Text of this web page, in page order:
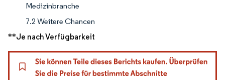
Medizinbranche
7.2 Weitere Chancen
**Je nach Verfügbarkeit